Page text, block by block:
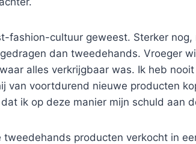
fashion-cultuur geweest. Sterker
dan tweedehands. Vroeger
alles verkrijgbaar was. Ik heb
van voortdurend nieuwe producten
ik op deze manier mijn schuld aan
producten verkocht in